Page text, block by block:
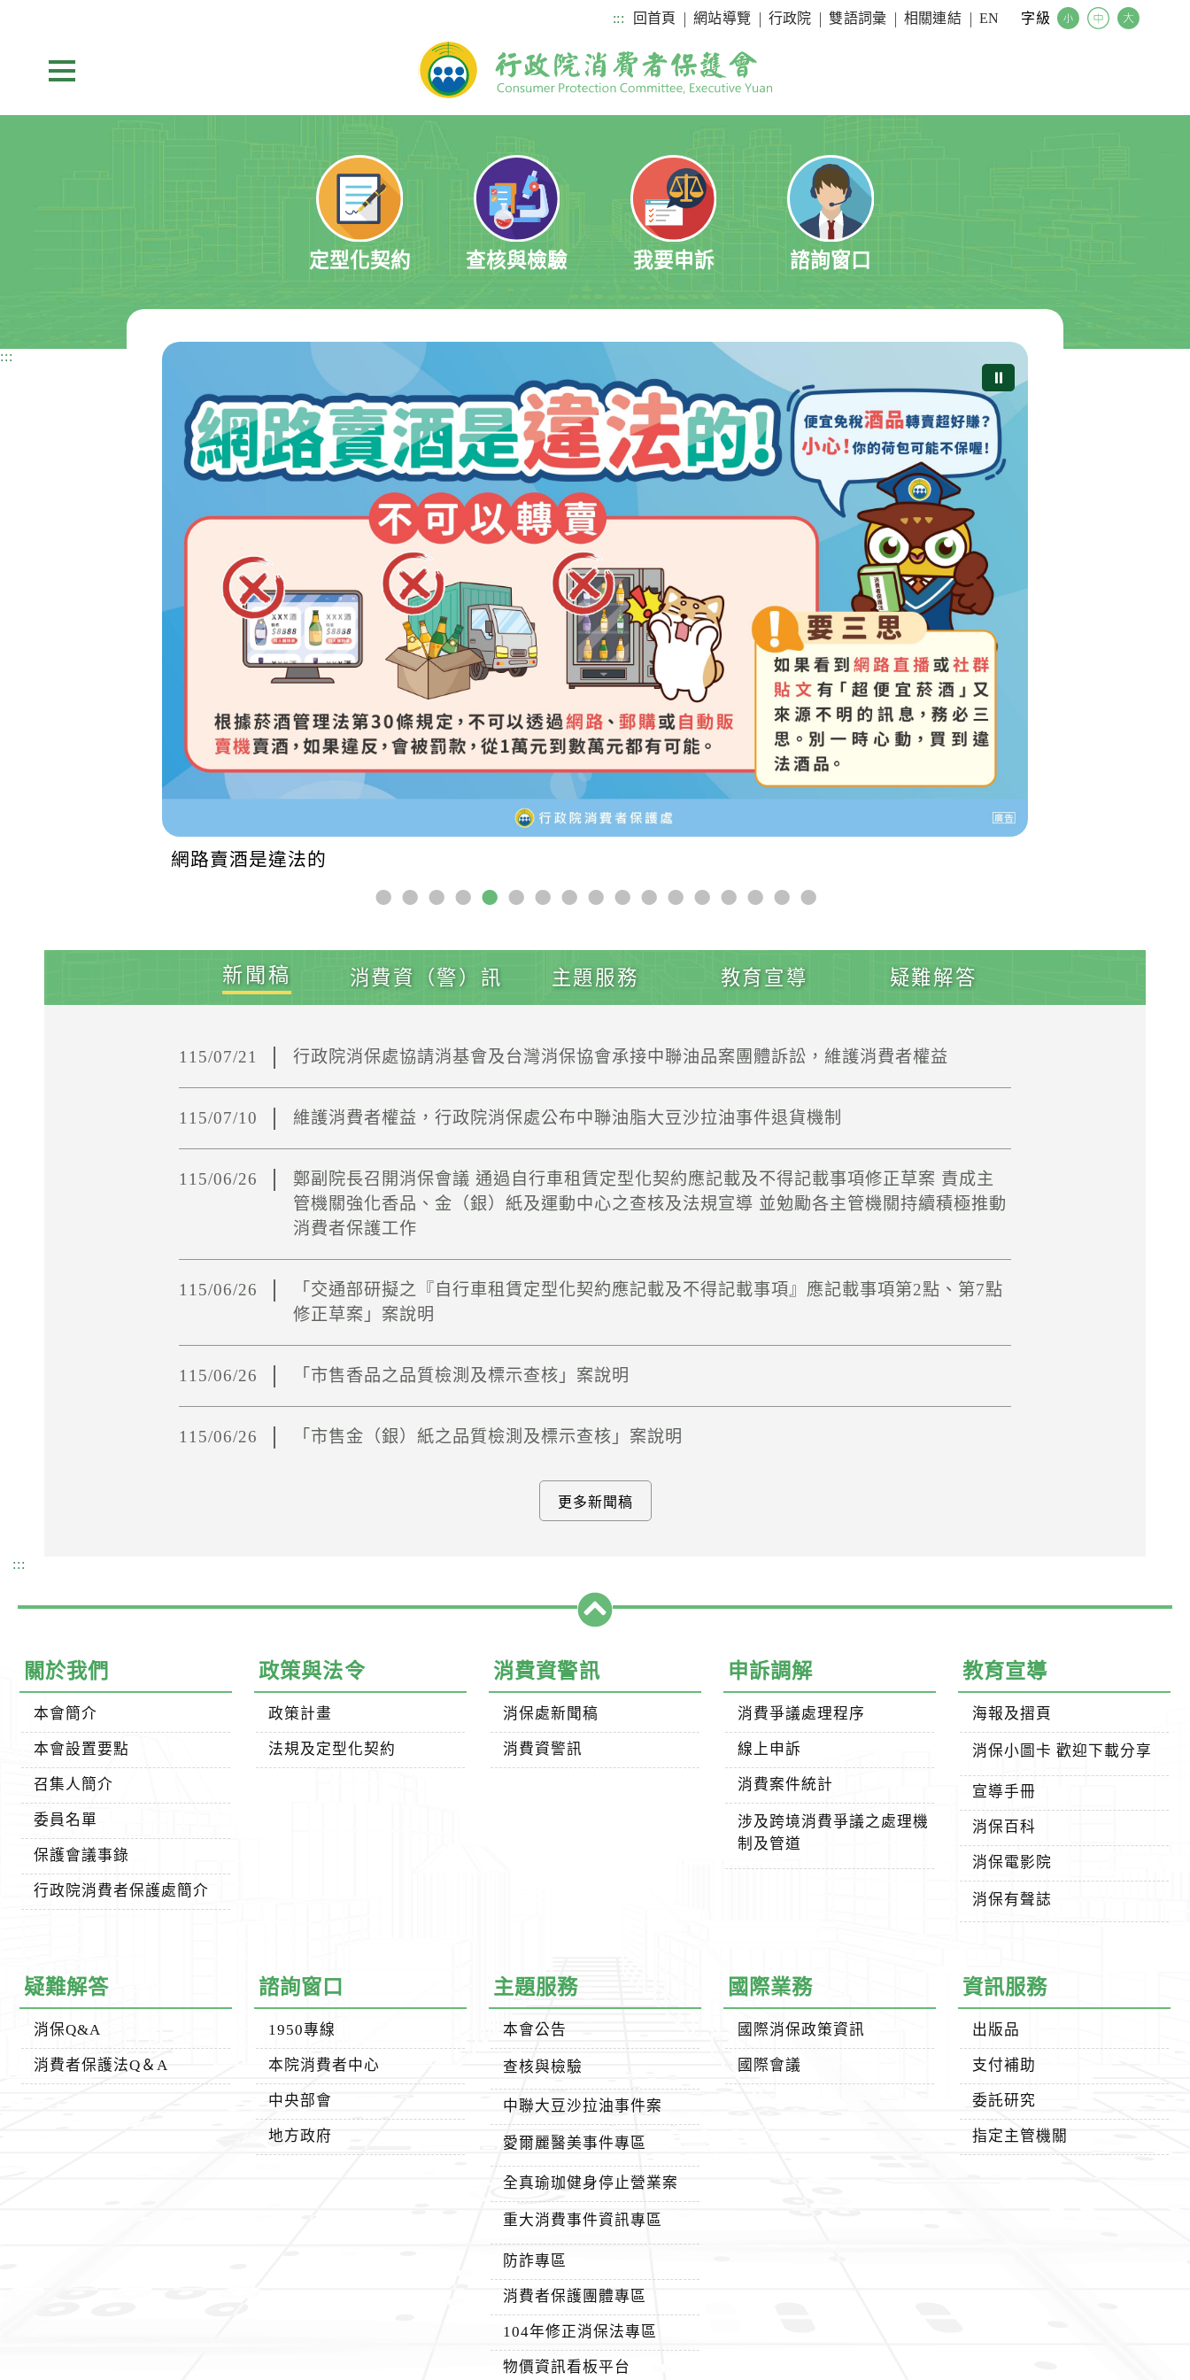
容
容
::: 回首頁 網站導覽 行政院 雙語詞彙 相關連結 EN 字級
展開選單
定型化契約 查核與檢驗 我要申訴 諮詢窗口
:::
⏸
網路賣酒是違法的
新聞稿 消費資（警）訊 主題服務 教育宣導 疑難解答
115/07/21 行政院消保處協請消基會及台灣消保協會承接中聯油品案團體訴訟，維護消費者權益
115/07/10 維護消費者權益，行政院消保處公布中聯油脂大豆沙拉油事件退貨機制
115/06/26
鄭副院長召開消保會議 通過自行車租賃定型化契約應記載及不得記載事項修正草案 責成主
管機關強化香品、金（銀）紙及運動中心之查核及法規宣導 並勉勵各主管機關持續積極推動
消費者保護工作
115/06/26
「交通部研擬之『自行車租賃定型化契約應記載及不得記載事項』應記載事項第2點、第7點
修正草案」案說明
115/06/26 「市售香品之品質檢測及標示查核」案說明
115/06/26 「市售金（銀）紙之品質檢測及標示查核」案說明
更多新聞稿
:::
關於我們
本會簡介
本會設置要點
召集人簡介
委員名單
保護會議事錄
行政院消費者保護處簡介
政策與法令
政策計畫
法規及定型化契約
消費資警訊
消保處新聞稿
消費資警訊
申訴調解
消費爭議處理程序
線上申訴
消費案件統計
涉及跨境消費爭議之處理機
制及管道
教育宣導
海報及摺頁
消保小圖卡 歡迎下載分享
宣導手冊
消保百科
消保電影院
消保有聲誌
疑難解答
消保Q&A
消費者保護法Q＆A
諮詢窗口
1950專線
本院消費者中心
中央部會
地方政府
主題服務
本會公告
查核與檢驗
中聯大豆沙拉油事件案
愛爾麗醫美事件專區
全真瑜珈健身停止營業案
重大消費事件資訊專區
防詐專區
消費者保護團體專區
104年修正消保法專區
物價資訊看板平台
國際業務
國際消保政策資訊
國際會議
資訊服務
出版品
支付補助
委託研究
指定主管機關